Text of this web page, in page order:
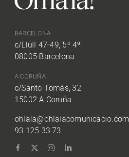
BARCELONA
c/Llull 47-49, 5º 4ª
08005 Barcelona
A CORUÑA
c/Santo Tomás, 32
15002 A Coruña
ohlala@ohlalacomunicacio.com
93 125 33 73